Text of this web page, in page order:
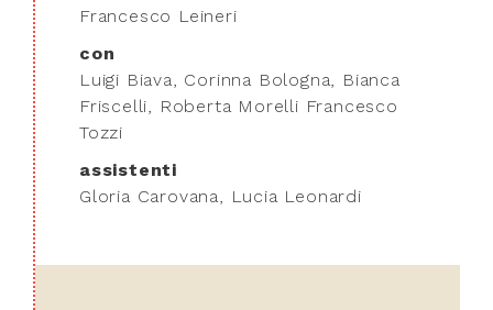
Francesco Leineri
con
Luigi Biava, Corinna Bologna, Bianca
Friscelli, Roberta Morelli Francesco
Tozzi
assistenti
Gloria Carovana, Lucia Leonardi